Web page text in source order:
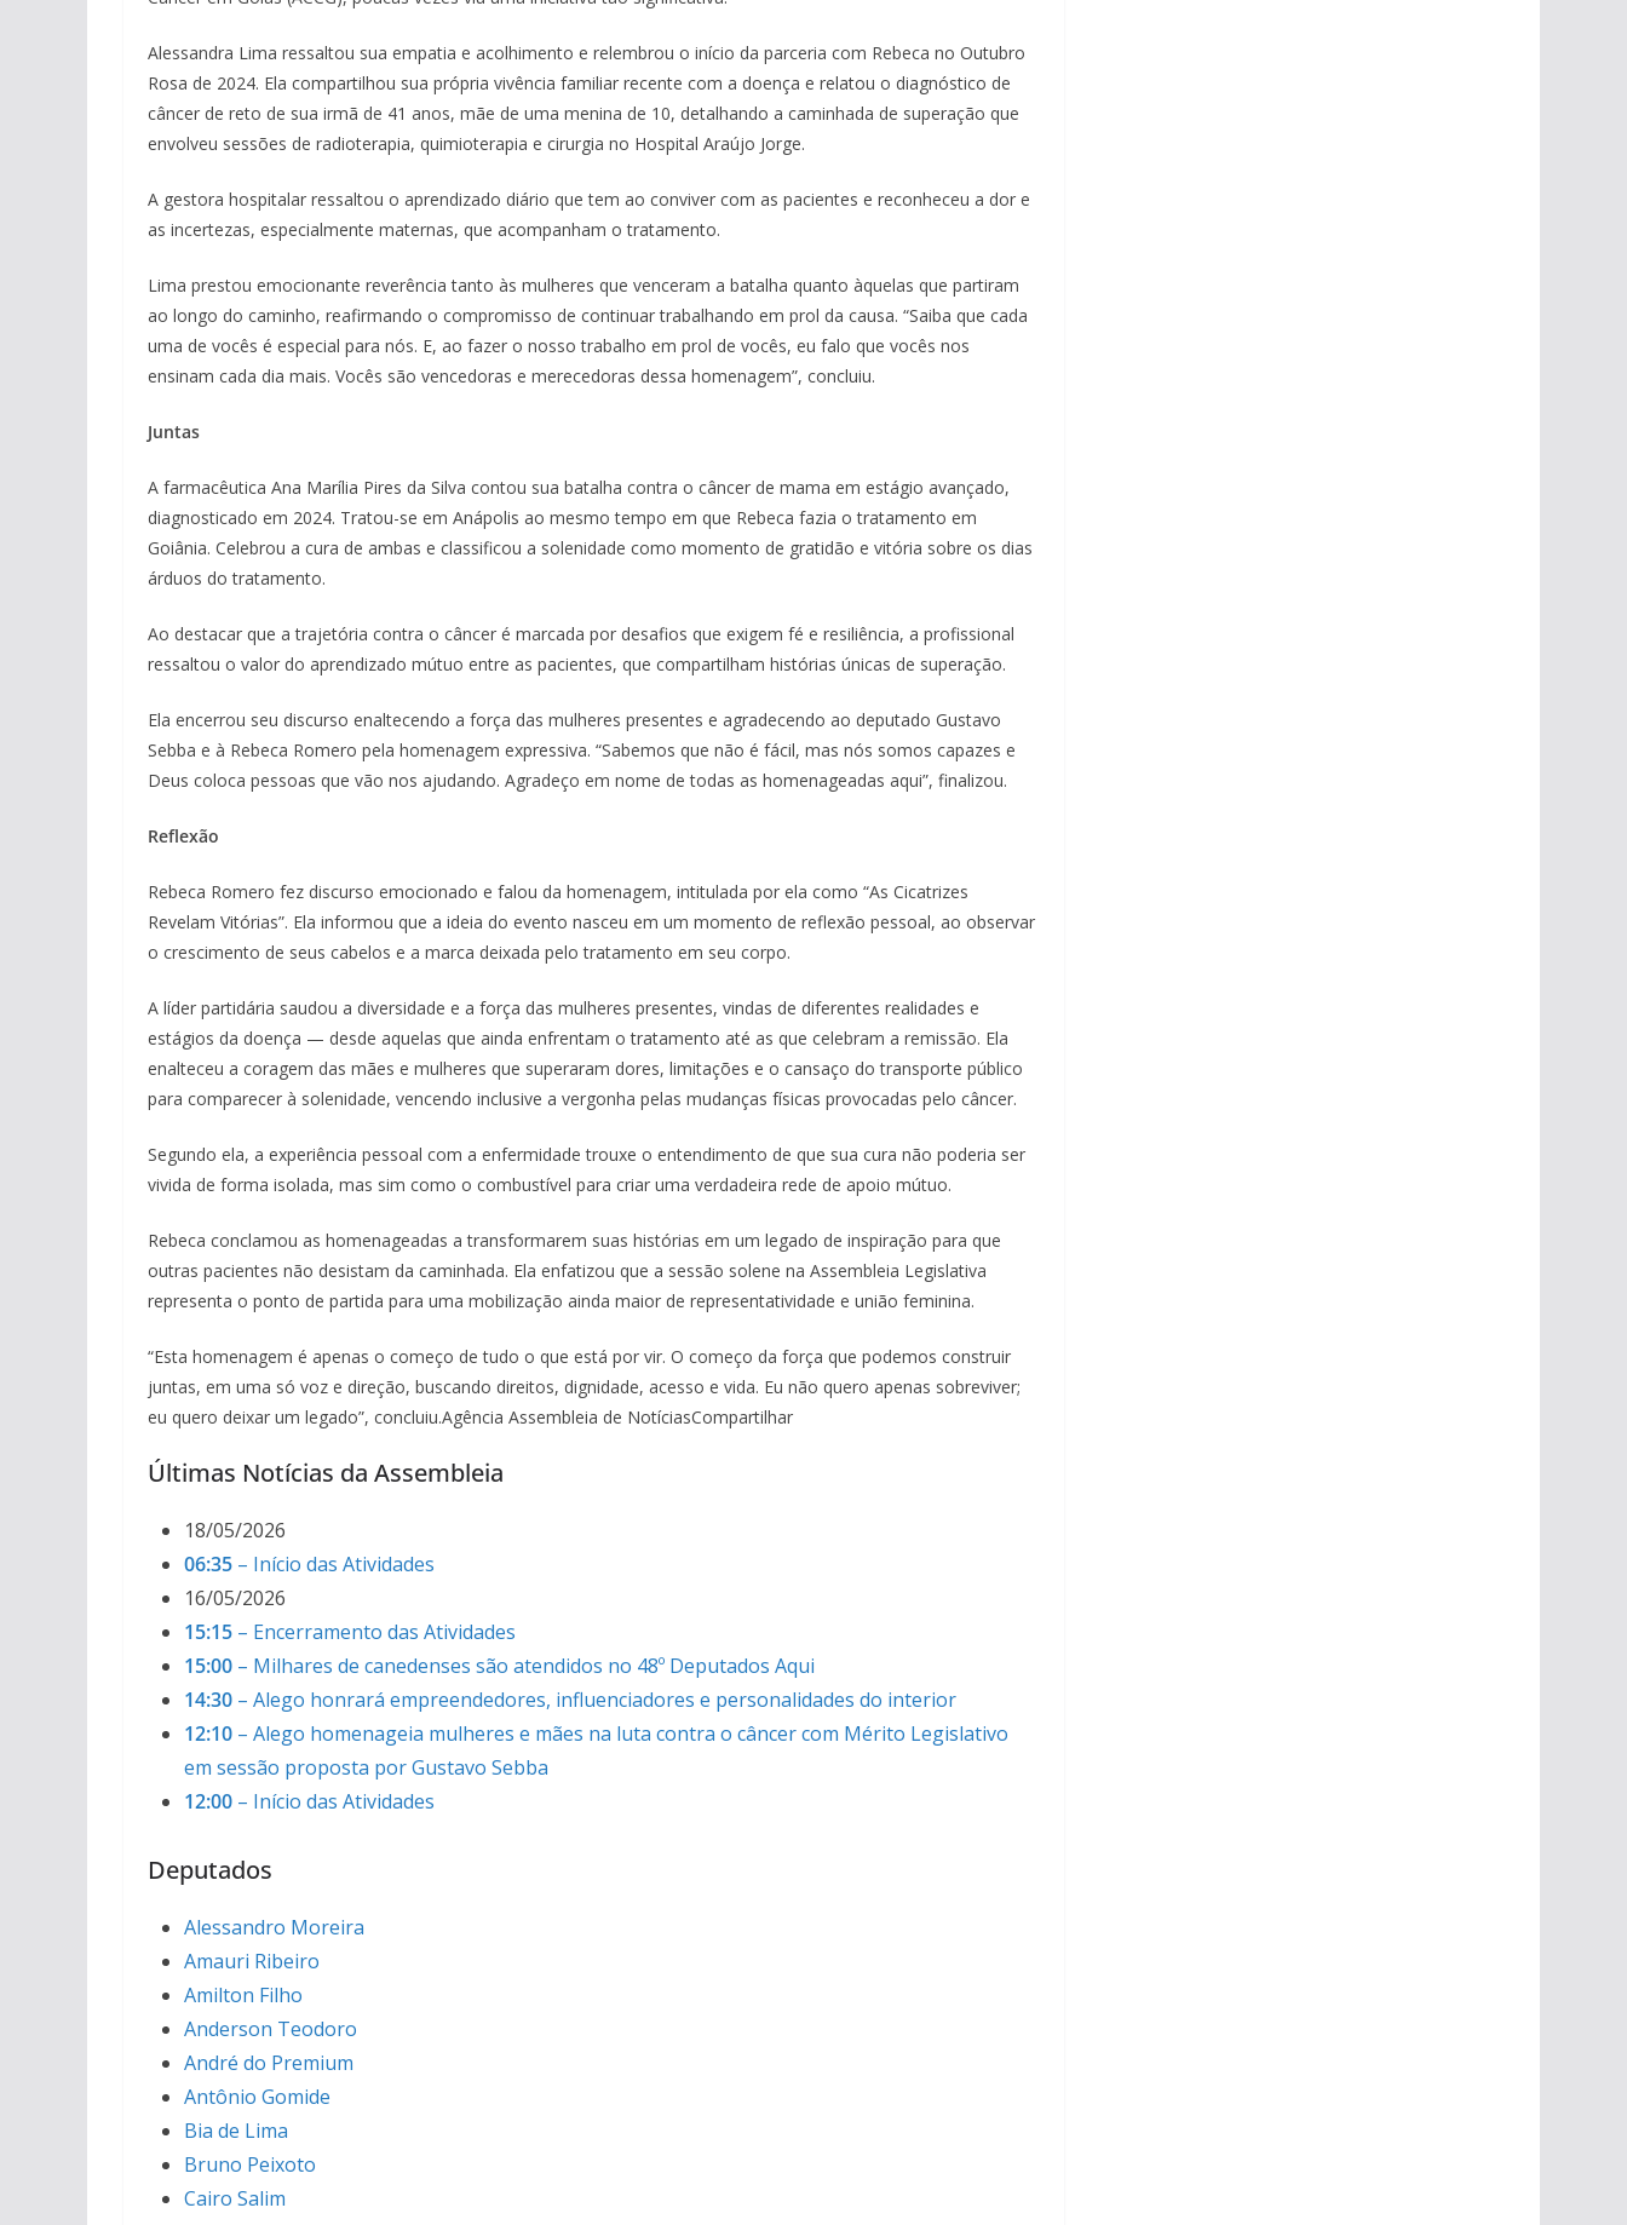
Alessandra Lima ressaltou sua empatia e acolhimento e relembrou o início da parceria com Rebeca no Outubro
Rosa de 2024. Ela compartilhou sua própria vivência familiar recente com a doença e relatou o diagnóstico de
câncer de reto de sua irmã de 41 anos, mãe de uma menina de 10, detalhando a caminhada de superação que
envolveu sessões de radioterapia, quimioterapia e cirurgia no Hospital Araújo Jorge.
A gestora hospitalar ressaltou o aprendizado diário que tem ao conviver com as pacientes e reconheceu a dor e
as incertezas, especialmente maternas, que acompanham o tratamento.
Lima prestou emocionante reverência tanto às mulheres que venceram a batalha quanto àquelas que partiram
ao longo do caminho, reafirmando o compromisso de continuar trabalhando em prol da causa. “Saiba que cada
uma de vocês é especial para nós. E, ao fazer o nosso trabalho em prol de vocês, eu falo que vocês nos
ensinam cada dia mais. Vocês são vencedoras e merecedoras dessa homenagem”, concluiu.
Juntas
A farmacêutica Ana Marília Pires da Silva contou sua batalha contra o câncer de mama em estágio avançado,
diagnosticado em 2024. Tratou-se em Anápolis ao mesmo tempo em que Rebeca fazia o tratamento em
Goiânia. Celebrou a cura de ambas e classificou a solenidade como momento de gratidão e vitória sobre os dias
árduos do tratamento.
Ao destacar que a trajetória contra o câncer é marcada por desafios que exigem fé e resiliência, a profissional
ressaltou o valor do aprendizado mútuo entre as pacientes, que compartilham histórias únicas de superação.
Ela encerrou seu discurso enaltecendo a força das mulheres presentes e agradecendo ao deputado Gustavo
Sebba e à Rebeca Romero pela homenagem expressiva. “Sabemos que não é fácil, mas nós somos capazes e
Deus coloca pessoas que vão nos ajudando. Agradeço em nome de todas as homenageadas aqui”, finalizou.
Reflexão
Rebeca Romero fez discurso emocionado e falou da homenagem, intitulada por ela como “As Cicatrizes
Revelam Vitórias”. Ela informou que a ideia do evento nasceu em um momento de reflexão pessoal, ao observar
o crescimento de seus cabelos e a marca deixada pelo tratamento em seu corpo.
A líder partidária saudou a diversidade e a força das mulheres presentes, vindas de diferentes realidades e
estágios da doença — desde aquelas que ainda enfrentam o tratamento até as que celebram a remissão. Ela
enalteceu a coragem das mães e mulheres que superaram dores, limitações e o cansaço do transporte público
para comparecer à solenidade, vencendo inclusive a vergonha pelas mudanças físicas provocadas pelo câncer.
Segundo ela, a experiência pessoal com a enfermidade trouxe o entendimento de que sua cura não poderia ser
vivida de forma isolada, mas sim como o combustível para criar uma verdadeira rede de apoio mútuo.
Rebeca conclamou as homenageadas a transformarem suas histórias em um legado de inspiração para que
outras pacientes não desistam da caminhada. Ela enfatizou que a sessão solene na Assembleia Legislativa
representa o ponto de partida para uma mobilização ainda maior de representatividade e união feminina.
“Esta homenagem é apenas o começo de tudo o que está por vir. O começo da força que podemos construir
juntas, em uma só voz e direção, buscando direitos, dignidade, acesso e vida. Eu não quero apenas sobreviver;
eu quero deixar um legado”, concluiu.Agência Assembleia de NotíciasCompartilhar
Últimas Notícias da Assembleia
18/05/2026
06:35 – Início das Atividades
16/05/2026
15:15 – Encerramento das Atividades
15:00 – Milhares de canedenses são atendidos no 48º Deputados Aqui
14:30 – Alego honrará empreendedores, influenciadores e personalidades do interior
12:10 – Alego homenageia mulheres e mães na luta contra o câncer com Mérito Legislativo
em sessão proposta por Gustavo Sebba
12:00 – Início das Atividades
Deputados
Alessandro Moreira
Amauri Ribeiro
Amilton Filho
Anderson Teodoro
André do Premium
Antônio Gomide
Bia de Lima
Bruno Peixoto
Cairo Salim